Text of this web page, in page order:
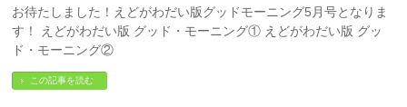
お待たしました！えどがわだい版グッドモーニング5月号となりま
す！ えどがわだい版 グッド・モーニング① えどがわだい版 グッ
ド・モーニング②
この記事を読む